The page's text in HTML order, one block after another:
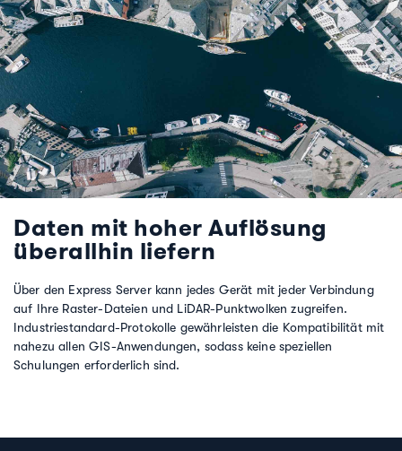
Daten mit hoher Auflösung
überallhin liefern
Über den Express Server kann jedes Gerät mit jeder Verbindung
auf Ihre Raster-Dateien und LiDAR-Punktwolken zugreifen.
Industriestandard-Protokolle gewährleisten die Kompatibilität mit
nahezu allen GIS-Anwendungen, sodass keine speziellen
Schulungen erforderlich sind.